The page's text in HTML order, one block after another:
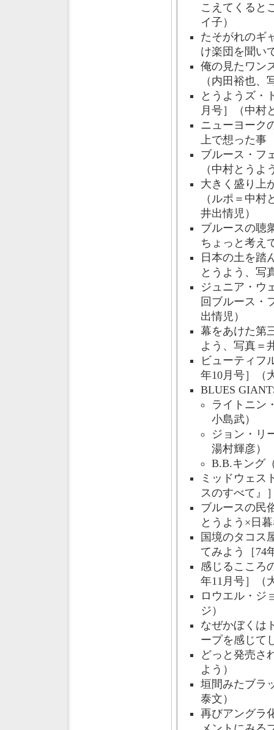
こえてくると
イ子）
たそがれのギ
け楽団を聞い
俺の見たワン
（内田裕也、
とうようズ・
月号］（中村
ニューヨーク
上で想った事
ブルース・フ
（中村とうよ
大きく盛り上
（ルポ＝中
井出情児）
ブルースの聴
ちょっと考え
日本の土を踏
とうよう、写
ジュニア・ウ
回ブルース・
出情児）
幕をあけた第
よう、写真＝
ビューティフ
年10月号］（
BLUES
ライトニン
小島武）
ジョン・リ
湯村輝彦）
B.B.キング
ミッドウェス
スのすべて』
ブルースの民
とうよう×日
国境のタコス
てみよう［74
感じるこころ
年11月号］（
ロウエル・ジ
ジ）
なぜかぼくは
ープを感じて
どっと発売さ
よう）
垣間みたブラ
泰文）
再びアングラ